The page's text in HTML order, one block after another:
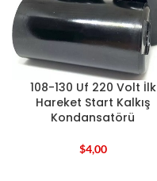
108-130 Uf 220 Volt İlk
Hareket Start Kalkış
Kondansatörü
$4,00